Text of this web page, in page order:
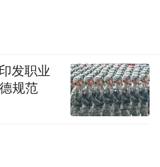
发职业
规范